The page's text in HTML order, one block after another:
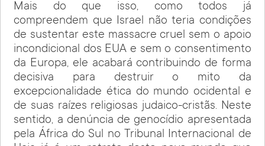
Mais do que isso, como todos já
compreendem que Israel não teria condições
de sustentar este massacre cruel sem o apoio
incondicional dos EUA e sem o consentimento
da Europa, ele acabará contribuindo de forma
decisiva para destruir o mito da
excepcionalidade ética do mundo ocidental e
de suas raízes religiosas judaico-cristãs. Neste
sentido, a denúncia de genocídio apresentada
pela África do Sul no Tribunal Internacional de